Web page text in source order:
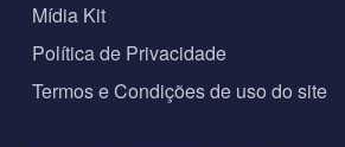
Mídia Kit
Política de Privacidade
Termos e Condições de uso do site